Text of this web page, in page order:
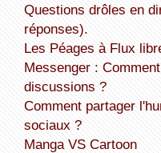
Questions drôles en direct de Facebook (avec les
réponses).
Les Péages à Flux
Messenger : Comment récupérer et lire toutes les
discussions ?
Comment partager l'humour sur les réseaux
sociaux ?
Manga VS Cartoon